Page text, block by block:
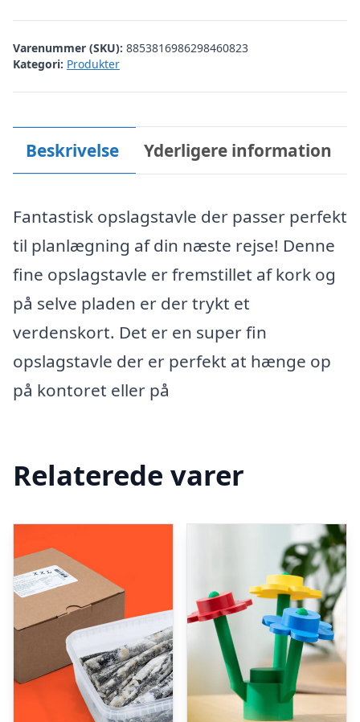
Varenummer (SKU): 8853816986298460823
Kategori: Produkter
Beskrivelse Yderligere information
Fantastisk opslagstavle der passer perfekt
til planlægning af din næste rejse! Denne
fine opslagstavle er fremstillet af kork og
på selve pladen er der trykt et
verdenskort. Det er en super fin
opslagstavle der er perfekt at hænge op
på kontoret eller på
Relaterede varer